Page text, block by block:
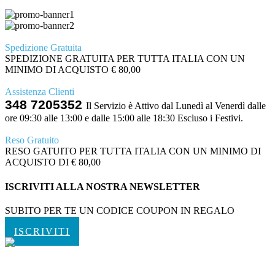
Spedizione Gratuita
SPEDIZIONE GRATUITA PER TUTTA ITALIA CON UN
MINIMO DI ACQUISTO € 80,00
Assistenza Clienti
348 7205352 Il Servizio è Attivo dal Lunedì al Venerdì dalle
ore 09:30 alle 13:00 e dalle 15:00 alle 18:30 Escluso i Festivi.
Reso Gratuito
RESO GATUITO PER TUTTA ITALIA CON UN MINIMO DI
ACQUISTO DI € 80,00
ISCRIVITI ALLA NOSTRA NEWSLETTER
SUBITO PER TE UN CODICE COUPON IN REGALO
ISCRIVITI